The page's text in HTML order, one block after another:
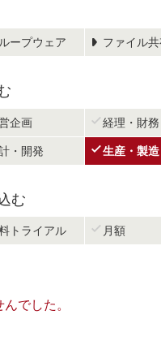
ープウェア ファイル
企画  経理・財務
・開発 生産・製造
む
トライアル  月額
でした。